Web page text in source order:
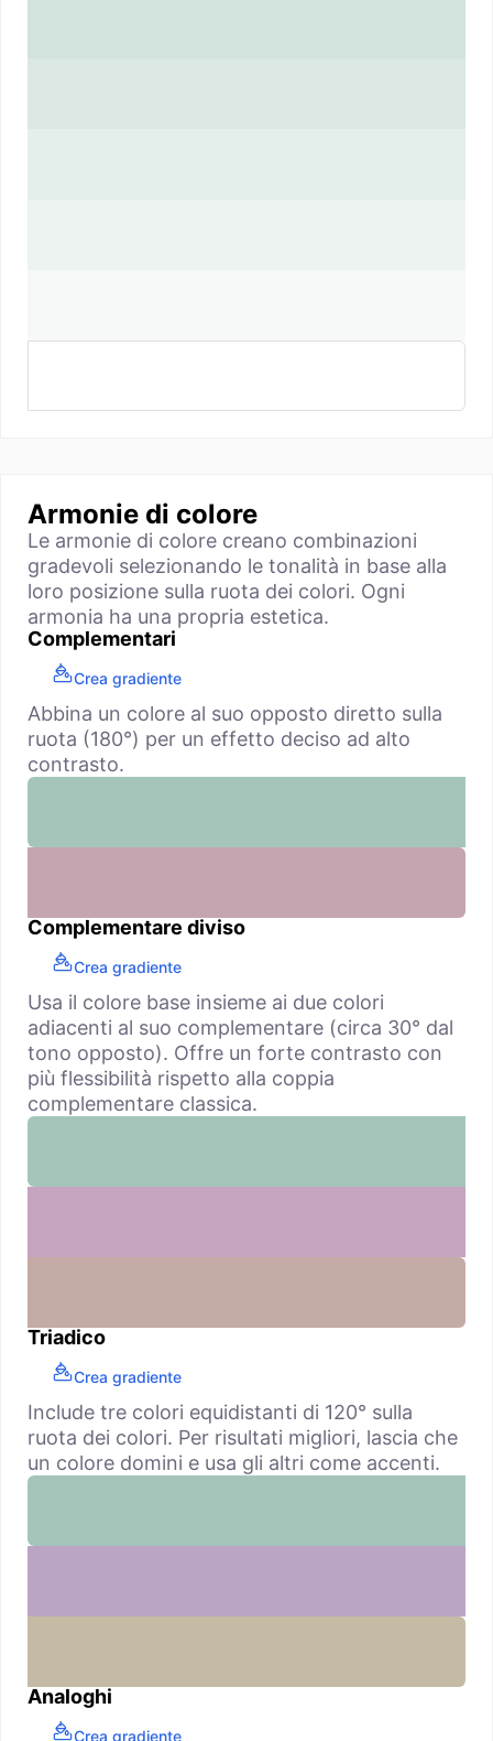
Armonie di colore
Le armonie di colore creano combinazioni
gradevoli selezionando le tonalità in base alla
loro posizione sulla ruota dei colori. Ogni
armonia ha una propria estetica.
Complementari
Crea gradiente
Abbina un colore al suo opposto diretto sulla
ruota (180°) per un effetto deciso ad alto
contrasto.
Complementare diviso
Crea gradiente
Usa il colore base insieme ai due colori
adiacenti al suo complementare (circa 30° dal
tono opposto). Offre un forte contrasto con
più flessibilità rispetto alla coppia
complementare classica.
Triadico
Crea gradiente
Include tre colori equidistanti di 120° sulla
ruota dei colori. Per risultati migliori, lascia che
un colore domini e usa gli altri come accenti.
Analoghi
Crea gradiente